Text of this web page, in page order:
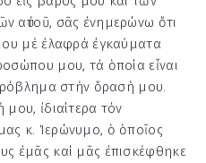
αὐτοῦ, σᾶς ἐνημερώνω ὅτι
μέ ἐλαφρά ἐγκαύματα
μου, τά ὁποία εἶναι
στήν ὅρασή μου.
ἰδιαίτερα τόν
κ. Ἱερώνυμο, ὁ ὁποῖος
ἐμᾶς καί μᾶς ἐπισκέφθηκε